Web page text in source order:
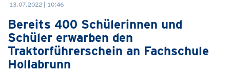
13.07.2022 | 10:46
Bereits 400 Schülerinnen und
Schüler erwarben den
Traktorführerschein an Fachschule
Hollabrunn